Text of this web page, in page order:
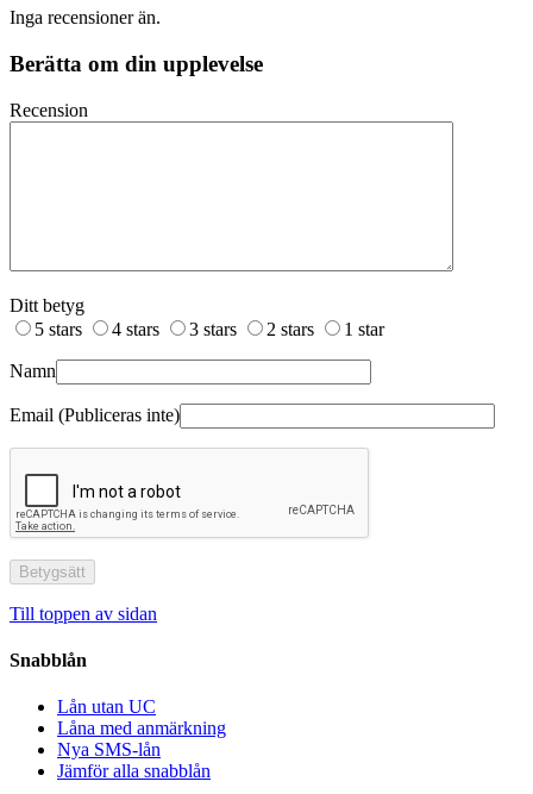
Inga recensioner än.
Berätta om din upplevelse
Recension
Ditt betyg
5 stars
4 stars 3 stars 2 stars 1 star
Namn
Email (Publiceras inte)
Till toppen av sidan
Snabblån
Lån utan UC
Låna med anmärkning
Nya SMS-lån
Jämför alla snabblån